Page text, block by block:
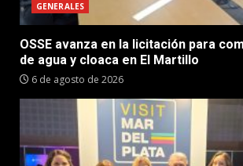
GENERALES
OSSE avanza en la licitación para
de agua y cloaca en El Martillo
6 de agosto de 2026